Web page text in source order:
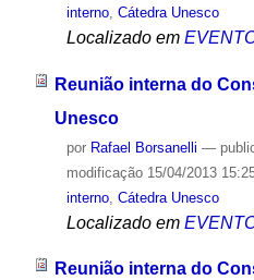
interno, Cátedra Unesco
Localizado em
Reunião interna do
Unesco
por Rafael Borsanelli —
modificação15/04/2013
interno, Cátedra Unesco
Localizado em
Reunião interna do